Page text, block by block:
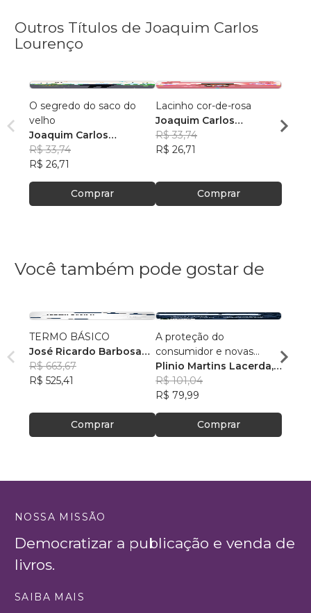
Outros Títulos de Joaquim Carlos
Lourenço
O segredo do saco do
velho
Joaquim Carlos
Lourenço
R$ 33,74
R$ 26,71
Comprar
Lacinho cor-de-rosa
Joaquim Carlos
Lourenço
R$ 33,74
R$ 26,71
Comprar
da
Você também pode gostar de
TERMO BÁSICO
José Ricardo Barbosa
da Silva
R$ 663,67
R$ 525,41
Comprar
A proteção do
consumidor e novas
tecnologias
Plinio Martins Lacerda,
+28
R$ 101,04
R$ 79,99
Comprar
NOSSA MISSÃO
Democratizar a publicação e venda de
livros.
SAIBA MAIS